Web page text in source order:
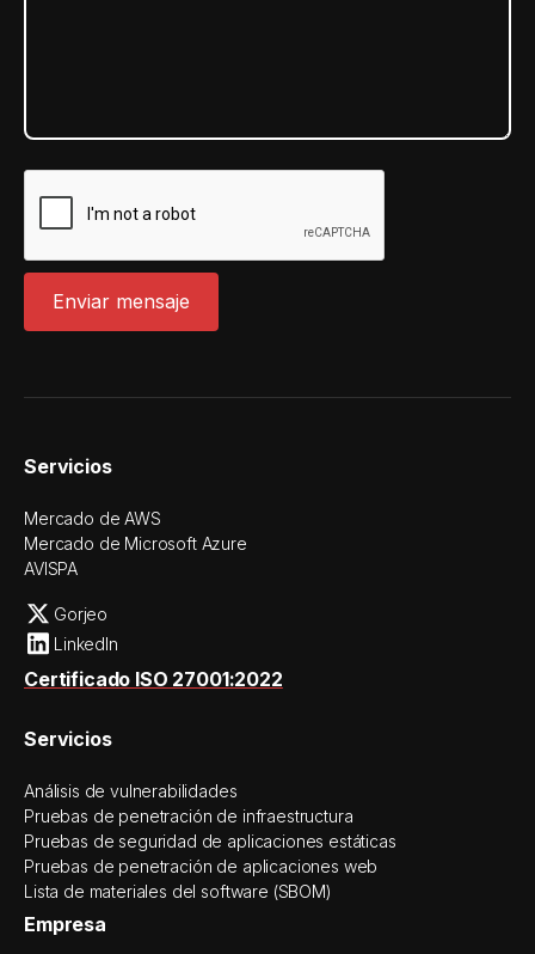
Servicios
Mercado de AWS
Mercado de Microsoft Azure
AVISPA
Gorjeo
LinkedIn
Certificado ISO 27001:2022
Servicios
Análisis de vulnerabilidades
Pruebas de penetración de infraestructura
Pruebas de seguridad de aplicaciones estáticas
Pruebas de penetración de aplicaciones web
Lista de materiales del software (SBOM)
Empresa